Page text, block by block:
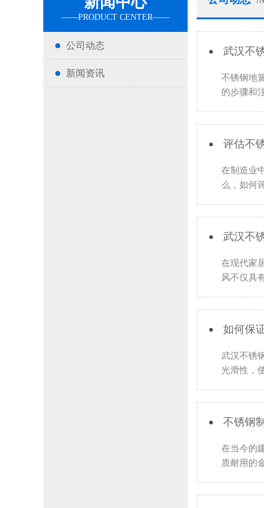
公司动态
新闻资讯
武汉不
不锈钢地
的步骤和
评估不
在制造业
么，如何
武汉不
在现代家
风不仅具
如何保
武汉不锈
光滑性，
不锈钢
在当今的
质耐用的